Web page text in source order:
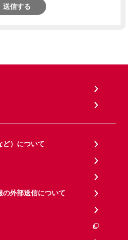
送信する
ど）について
の外部送信について